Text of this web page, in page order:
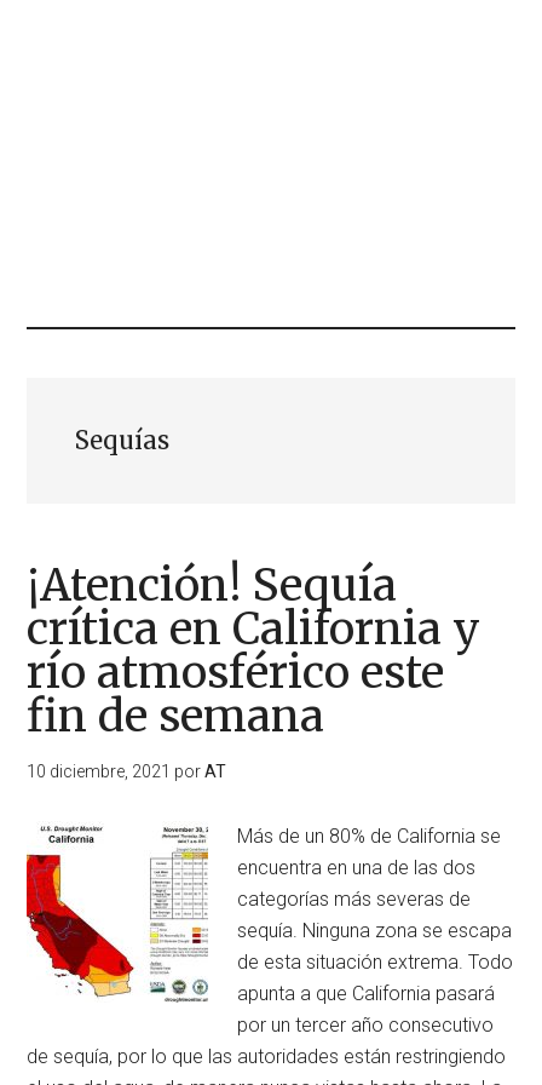
Sequías
¡Atención! Sequía
crítica en California y
río atmosférico este
fin de semana
10 diciembre, 2021 porAT
Más de un 80% de California se
encuentra en una de las dos
categorías más severas de
sequía. Ninguna zona se escapa
de esta situación extrema. Todo
apunta a que California pasará
por un tercer año consecutivo
de sequía, por lo que las autoridades están restringiendo